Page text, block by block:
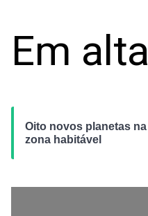
Em alta
Oito novos planetas na
zona habitável